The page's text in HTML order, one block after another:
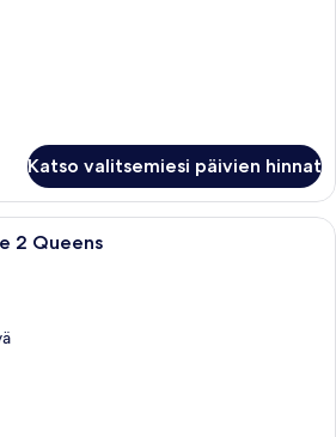
Katso valitsemiesi päivien hinnat
Hotellihuone, jossa on kaksi
2 Queens